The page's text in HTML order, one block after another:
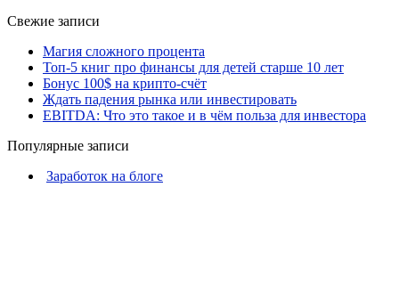
Свежие записи
Магия сложного процента
Топ-5 книг про финансы для детей старше 10 лет
Бонус 100$ на крипто-счёт
​Ждать падения рынка или инвестировать
​EBITDA: Что это такое и в чём польза для инвестора
Популярные записи
Заработок на блоге